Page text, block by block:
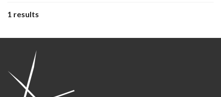
1 results